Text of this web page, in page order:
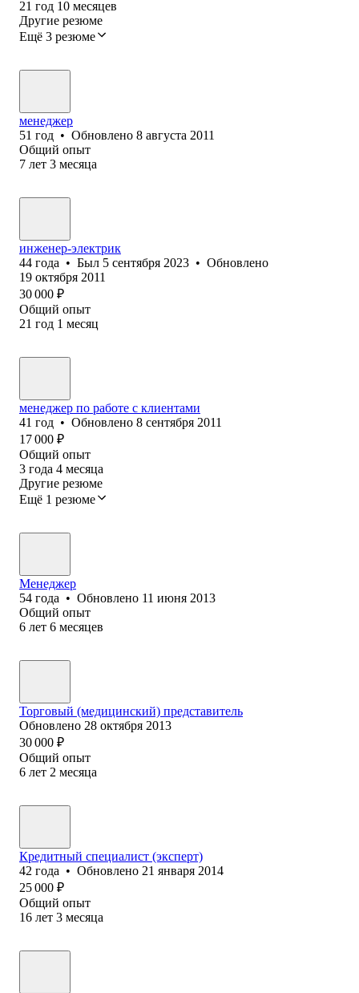
21 год 10 месяцев
Другие резюме
Ещё 3 резюме
менеджер
51 год • Обновлено 8 августа 2011
Общий опыт
7 лет 3 месяца
инженер-электрик
44 года • Был 5 сентября 2023 • Обновлено
19 октября 2011
30 000 ₽
Общий опыт
21 год 1 месяц
менеджер по работе с клиентами
41 год • Обновлено 8 сентября 2011
17 000 ₽
Общий опыт
3 года 4 месяца
Другие резюме
Ещё 1 резюме
Менеджер
54 года • Обновлено 11 июня 2013
Общий опыт
6 лет 6 месяцев
Торговый (медицинский) представитель
Обновлено 28 октября 2013
30 000 ₽
Общий опыт
6 лет 2 месяца
Кредитный специалист (эксперт)
42 года • Обновлено 21 января 2014
25 000 ₽
Общий опыт
16 лет 3 месяца